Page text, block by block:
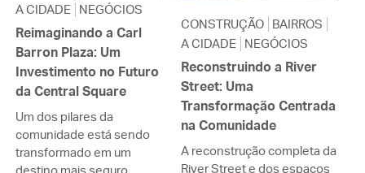
A CIDADE NEGÓCIOS
Reimaginando a Carl
Barron Plaza: Um
Investimento no Futuro
da Central Square
Um dos pilares da
comunidade está sendo
transformado em um
CONSTRUÇÃO BAIRROS
A CIDADE NEGÓCIOS
Reconstruindo a River
Street: Uma
Transformação Centrada
na Comunidade
A reconstrução completa da
River Street e dos espaços